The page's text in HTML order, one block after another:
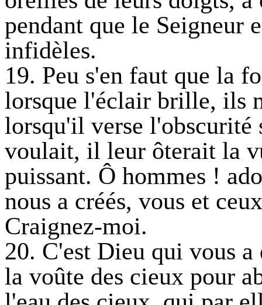
pendant que le Seigneur
infidèles.
19. Peu s'en faut que la
lorsque l'éclair brille, ils
lorsqu'il verse l'obscurité
voulait, il leur ôterait la
puissant. Ô hommes !
nous a créés, vous et
Craignez-moi.
20. C'est Dieu qui vous
la voûte des cieux pour